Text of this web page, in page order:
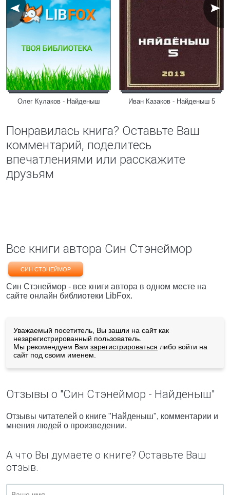
Олег Кулаков - Найденыш Иван Казаков - Найденыш 5
Понравилась книга? Оставьте Ваш
комментарий, поделитесь
впечатлениями или расскажите
друзьям
Все книги автора Син Стэнеймор
СИН СТЭНЕЙМОР
Син Стэнеймор - все книги автора в одном месте на
сайте онлайн библиотеки LibFox.
Уважаемый посетитель, Вы зашли на сайт как
незарегистрированный пользователь.
Мы рекомендуем Вам зарегистрироваться либо войти на
сайт под своим именем.
Отзывы о "Син Стэнеймор - Найденыш"
Отзывы читателей о книге "Найденыш", комментарии и
мнения людей о произведении.
А что Вы думаете о книге? Оставьте Ваш
отзыв.